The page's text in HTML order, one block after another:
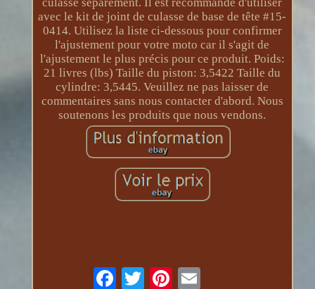
avec le kit de joint de culasse de base de tête #15-
0414. Utilisez la liste ci-dessous pour confirmer
l'ajustement pour votre moto car il s'agit de
l'ajustement le plus précis pour ce produit. Poids:
21 livres (lbs) Taille du piston: 3,5422 Taille du
cylindre: 3,5445. Veuillez ne pas laisser de
commentaires sans nous contacter d'abord. Nous
soutenons les produits que nous vendons.